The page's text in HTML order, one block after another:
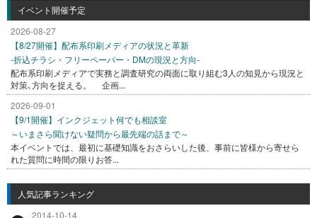
イベント開催予定
2026-08-27
【8/27開催】配布系印刷メディアの状況と革新
-折込チラシ・フリーペーパー・DMの現況と方向-
配布系印刷メディアで実務と調査研究の両面に取り組む3人の知見から現況と
対策､方向を捉える。 企画...
2026-09-01
【9/1開催】インクジェット何でも相談室
～いまさら聞けない疑問から最先端の話まで～
本イベントでは、最初に基礎知識をおさらいした後、事前に皆様から寄せら
れた質問に時間の限りお答...
人気記事ランキング
2014-10-14